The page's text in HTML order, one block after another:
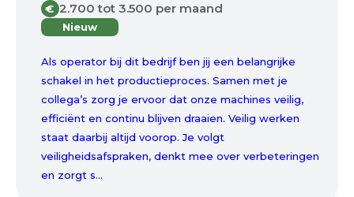
€ 2.700 tot 3.500 per maand
Nieuw
Als operator bij dit bedrijf ben jij een belangrijke
schakel in het productieproces. Samen met je
collega’s zorg je ervoor dat onze machines veilig,
efficiënt en continu blijven draaien. Veilig werken
staat daarbij altijd voorop. Je volgt
veiligheidsafspraken, denkt mee over verbeteringen
en zorgt s...